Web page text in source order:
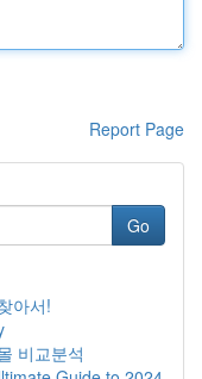
Report Page
Go
아서!
비교분석